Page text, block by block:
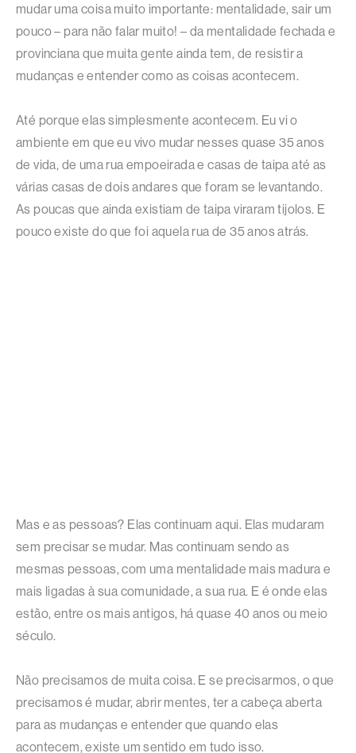
mudar uma coisa muito importante: mentalidade, sair um
pouco – para não falar muito! – da mentalidade fechada e
provinciana que muita gente ainda tem, de resistir a
mudanças e entender como as coisas acontecem.
Até porque elas simplesmente acontecem. Eu vi o
ambiente em que eu vivo mudar nesses quase 35 anos
de vida, de uma rua empoeirada e casas de taipa até as
várias casas de dois andares que foram se levantando.
As poucas que ainda existiam de taipa viraram tijolos. E
pouco existe do que foi aquela rua de 35 anos atrás.
Mas e as pessoas? Elas continuam aqui. Elas mudaram
sem precisar se mudar. Mas continuam sendo as
mesmas pessoas, com uma mentalidade mais madura e
mais ligadas à sua comunidade, a sua rua. E é onde elas
estão, entre os mais antigos, há quase 40 anos ou meio
século.
Não precisamos de muita coisa. E se precisarmos, o que
precisamos é mudar, abrir mentes, ter a cabeça aberta
para as mudanças e entender que quando elas
acontecem, existe um sentido em tudo isso.